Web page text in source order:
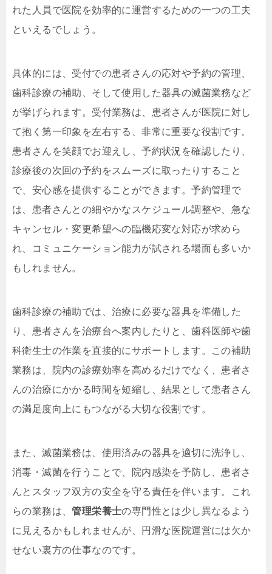
れた人員で医院を効率的に運営するための一つの工夫
といえるでしょう。
具体的には、受付での患者さんの応対や予約の管理、
歯科診療の補助、そして使用した器具の滅菌業務など
が挙げられます。受付業務は、患者さんが医院に対し
て抱く第一印象を左右する、非常に重要な役割です。
患者さんを笑顔でお迎えし、予約状況を確認したり、
診療後の次回の予約をスムーズに取ったりすること
で、安心感を提供することができます。予約管理で
は、患者さんとの細やかなスケジュール調整や、急な
キャンセル・変更希望への臨機応変な対応が求めら
れ、コミュニケーション能力が試される場面も多いか
もしれません。
歯科診療の補助では、治療に必要な器具を準備した
り、患者さんを治療台へ案内したりと、歯科医師や歯
科衛生士の作業を直接的にサポートします。この補助
業務は、院内の診療効率を高めるだけでなく、患者さ
んの治療にかかる時間を短縮し、結果として患者さん
の満足度向上にもつながる大切な役割です。
また、滅菌業務は、使用済みの器具を適切に洗浄し、
消毒・滅菌を行うことで、院内感染を予防し、患者さ
んとスタッフ双方の安全を守る責任を伴います。これ
らの業務は、管理栄養士の専門性とは少し異なるよう
に見えるかもしれませんが、円滑な医院運営には欠か
せない裏方の仕事なのです。